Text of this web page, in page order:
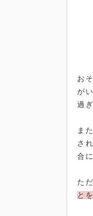
お
が
過
ま
さ
合
た
と